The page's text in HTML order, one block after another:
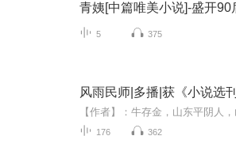
青姨[中篇唯美小说]-盛开90
5 375
风雨民师|多播|获《小说选
176 362